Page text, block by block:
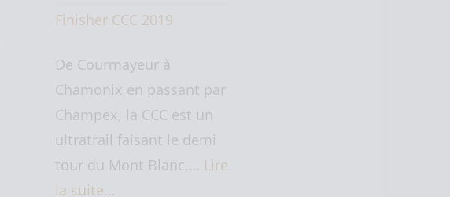
Finisher CCC 2019
De Courmayeur à
Chamonix en passant par
Champex, la CCC est un
ultratrail faisant le demi
tour du Mont Blanc,… Lire
la suite…